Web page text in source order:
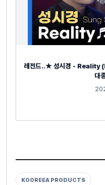
레전드..★ 성시경 - Reality
대
KOOREEA PRODUCTS